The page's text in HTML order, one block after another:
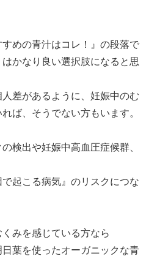
めの青汁はコレ！』の段落で
かなり良い選択肢になると思
差があるように、妊娠中のむ
ば、そうでない方もいます。
検出や妊娠中高血圧症候群、
で起こる病気』のリスクにつな
みを感じている方なら
日葉を使ったオーガニックな青